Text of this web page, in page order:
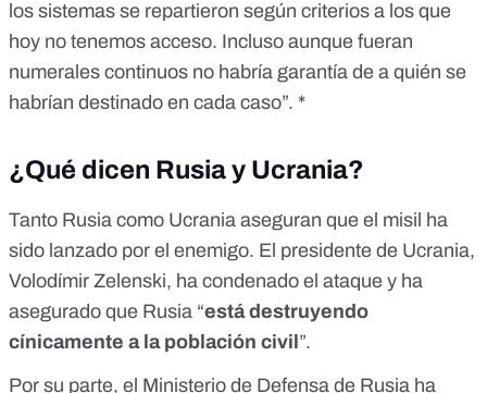
los sistemas se repartieron según criterios a los que
hoy no tenemos acceso. Incluso aunque fueran
numerales continuos no habría garantía de a quién se
habrían destinado en cada caso”. *
¿Qué dicen Rusia y Ucrania?
Tanto Rusia como Ucrania aseguran que el misil ha
sido lanzado por el enemigo. El presidente de Ucrania,
Volodímir Zelenski, ha condenado el ataque y ha
asegurado que Rusia “está destruyendo
cínicamente a la población civil”.
Por su parte, el Ministerio de Defensa de Rusia ha